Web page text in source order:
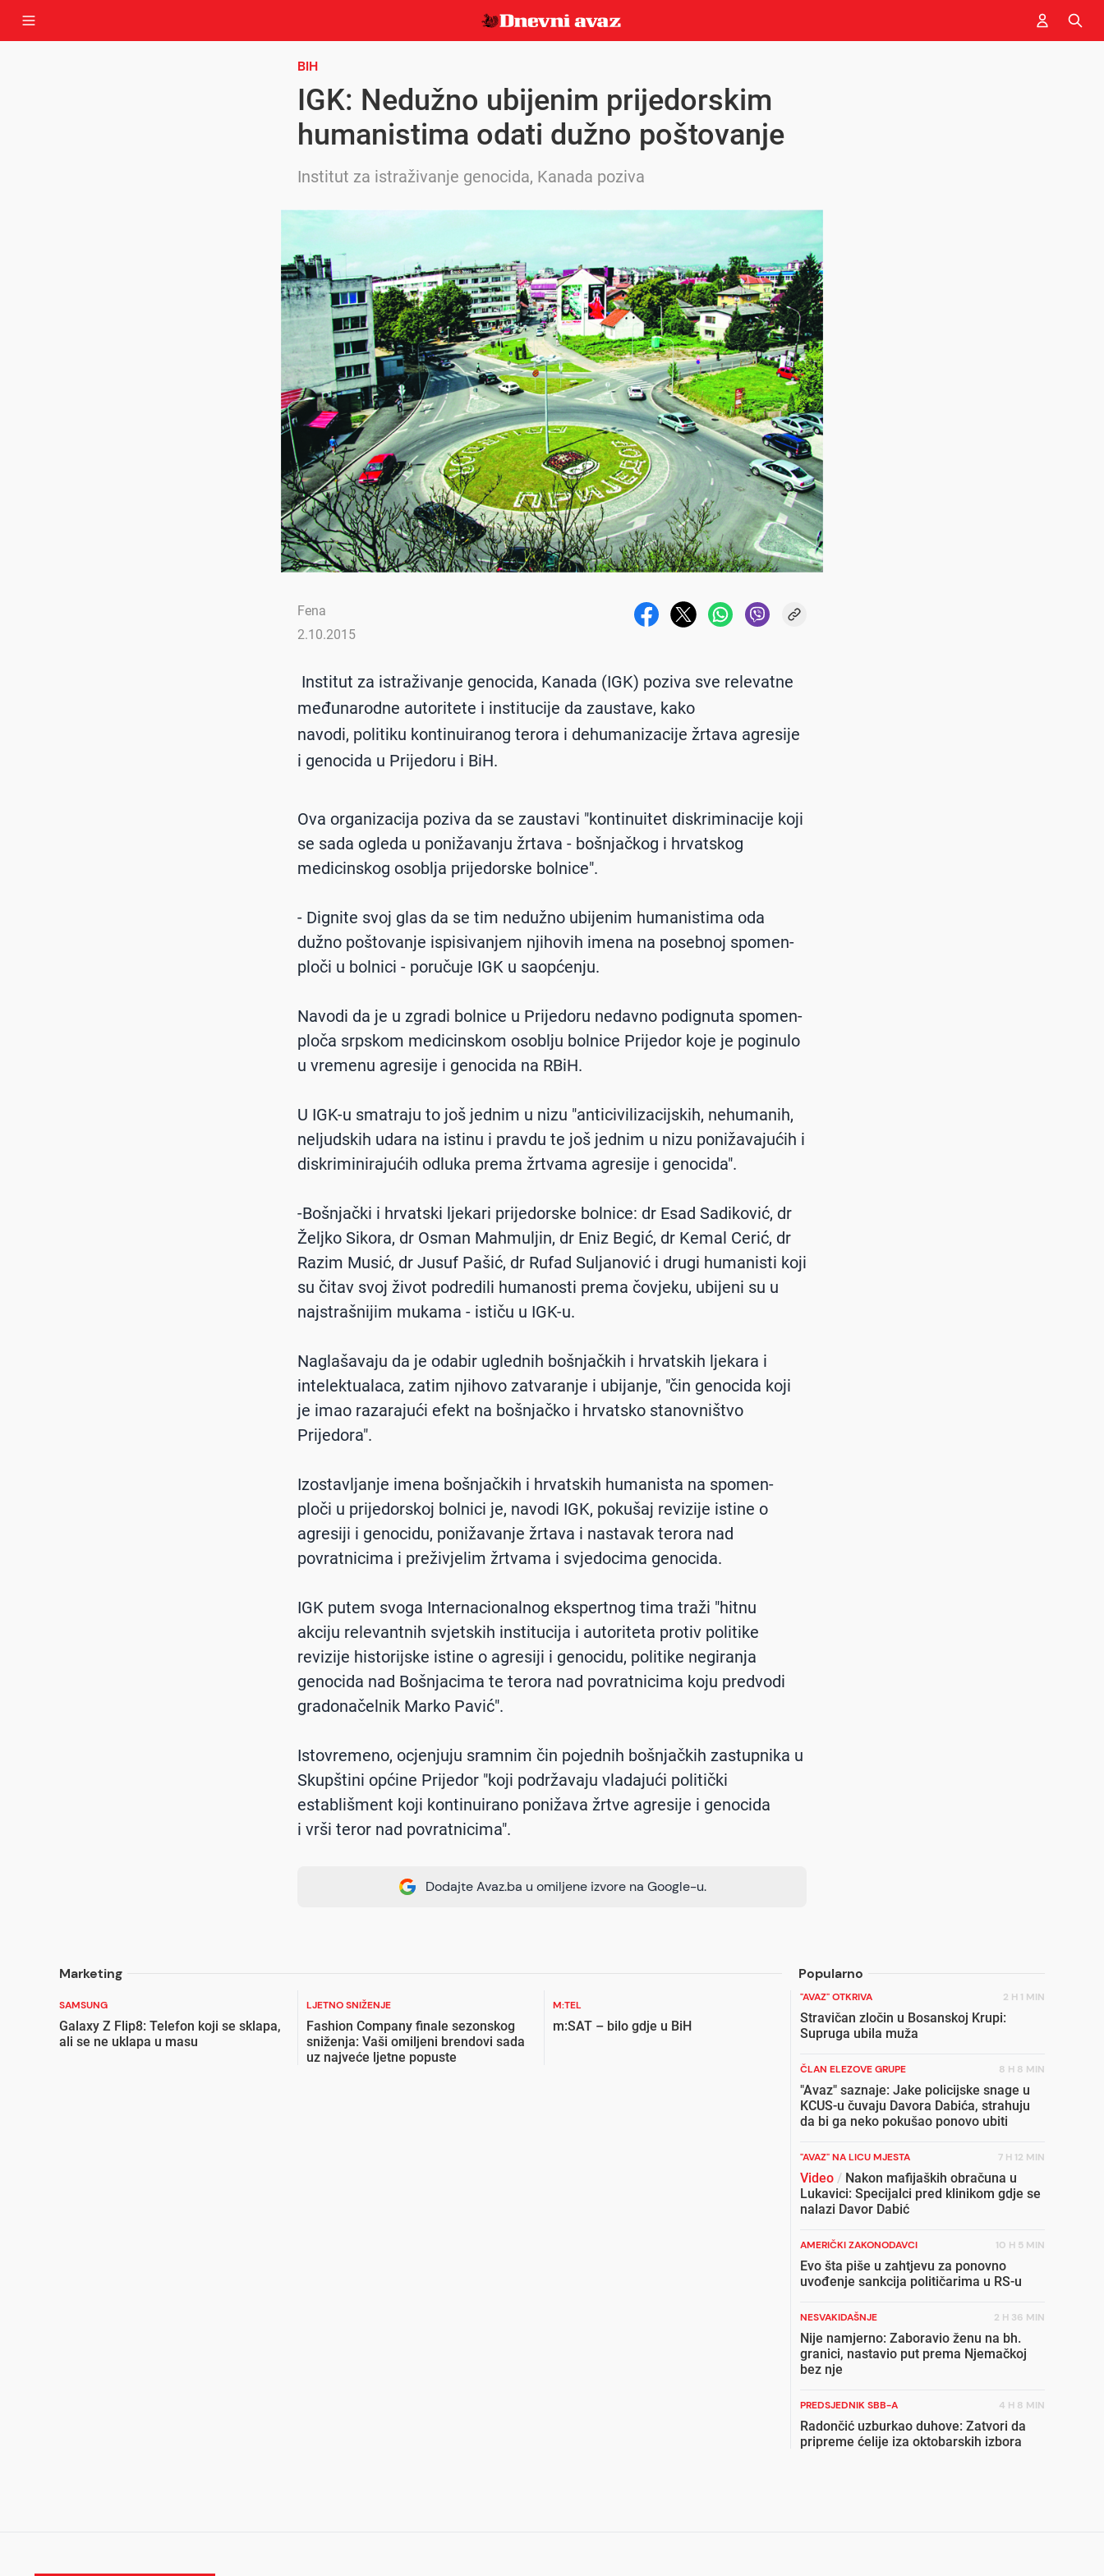
BIH
IGK: Nedužno ubijenim prijedorskim
humanistima odati dužno poštovanje
Institut za istraživanje genocida, Kanada poziva
Fena
2.10.2015
Institut za istraživanje genocida, Kanada (IGK) poziva sve relevatne
međunarodne autoritete i institucije da zaustave, kako
navodi, politiku kontinuiranog terora i dehumanizacije žrtava agresije
i genocida u Prijedoru i BiH.
Ova organizacija poziva da se zaustavi "kontinuitet diskriminacije koji
se sada ogleda u ponižavanju žrtava - bošnjačkog i hrvatskog
medicinskog osoblja prijedorske bolnice".
- Dignite svoj glas da se tim nedužno ubijenim humanistima oda
dužno poštovanje ispisivanjem njihovih imena na posebnoj spomen-
ploči u bolnici - poručuje IGK u saopćenju.
Navodi da je u zgradi bolnice u Prijedoru nedavno podignuta spomen-
ploča srpskom medicinskom osoblju bolnice Prijedor koje je poginulo
u vremenu agresije i genocida na RBiH.
U IGK-u smatraju to još jednim u nizu "anticivilizacijskih, nehumanih,
neljudskih udara na istinu i pravdu te još jednim u nizu ponižavajućih i
diskriminirajućih odluka prema žrtvama agresije i genocida".
-Bošnjački i hrvatski ljekari prijedorske bolnice: dr Esad Sadiković, dr
Željko Sikora, dr Osman Mahmuljin, dr Eniz Begić, dr Kemal Cerić, dr
Razim Musić, dr Jusuf Pašić, dr Rufad Suljanović i drugi humanisti koji
su čitav svoj život podredili humanosti prema čovjeku, ubijeni su u
najstrašnijim mukama - ističu u IGK-u.
Naglašavaju da je odabir uglednih bošnjačkih i hrvatskih ljekara i
intelektualaca, zatim njihovo zatvaranje i ubijanje, "čin genocida koji
je imao razarajući efekt na bošnjačko i hrvatsko stanovništvo
Prijedora".
Izostavljanje imena bošnjačkih i hrvatskih humanista na spomen-
ploči u prijedorskoj bolnici je, navodi IGK, pokušaj revizije istine o
agresiji i genocidu, ponižavanje žrtava i nastavak terora nad
povratnicima i preživjelim žrtvama i svjedocima genocida.
IGK putem svoga Internacionalnog ekspertnog tima traži "hitnu
akciju relevantnih svjetskih institucija i autoriteta protiv politike
revizije historijske istine o agresiji i genocidu, politike negiranja
genocida nad Bošnjacima te terora nad povratnicima koju predvodi
gradonačelnik Marko Pavić".
Istovremeno, ocjenjuju sramnim čin pojednih bošnjačkih zastupnika u
Skupštini općine Prijedor "koji podržavaju vladajući politički
establišment koji kontinuirano ponižava žrtve agresije i genocida
i vrši teror nad povratnicima".
Dodajte Avaz.ba u omiljene izvore na Google-u.
Marketing Popularno
SAMSUNG
Galaxy Z Flip8: Telefon koji se sklapa,
ali se ne uklapa u masu
LJETNO SNIŽENJE
Fashion Company finale sezonskog
sniženja: Vaši omiljeni brendovi sada
uz najveće ljetne popuste
M:TEL
m:SAT – bilo gdje u BiH
"AVAZ" OTKRIVA 2 H 1 MIN
Stravičan zločin u Bosanskoj Krupi:
Supruga ubila muža
ČLAN ELEZOVE GRUPE 8 H 8 MIN
"Avaz" saznaje: Jake policijske snage u
KCUS-u čuvaju Davora Dabića, strahuju
da bi ga neko pokušao ponovo ubiti
"AVAZ" NA LICU MJESTA 7 H 12 MIN
Video / Nakon mafijaških obračuna u
Lukavici: Specijalci pred klinikom gdje se
nalazi Davor Dabić
AMERIČKI ZAKONODAVCI 10 H 5 MIN
Evo šta piše u zahtjevu za ponovno
uvođenje sankcija političarima u RS-u
NESVAKIDAŠNJE 2 H 36 MIN
Nije namjerno: Zaboravio ženu na bh.
granici, nastavio put prema Njemačkoj
bez nje
PREDSJEDNIK SBB-A 4 H 8 MIN
Radončić uzburkao duhove: Zatvori da
pripreme ćelije iza oktobarskih izbora